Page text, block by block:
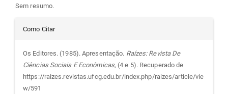
artigo
principal
Sem resumo.
Detalhes
do
artigo
Como Citar
Os Editores. (1985). Apresentação. Raízes: Revista De
Ciências Sociais E Econômicas, (4 e 5). Recuperado de
https://raizes.revistas.ufcg.edu.br/index.php/raizes/article/vie
w/591